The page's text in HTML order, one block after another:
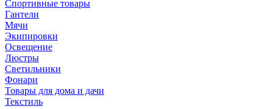
Спортивные товары
Гантели
Мячи
Экипировки
Освещение
Люстры
Светильники
Фонари
Товары для дома и дачи
Текстиль